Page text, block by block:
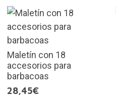
Maletín con 18
accesorios para
barbacoas
28,45€